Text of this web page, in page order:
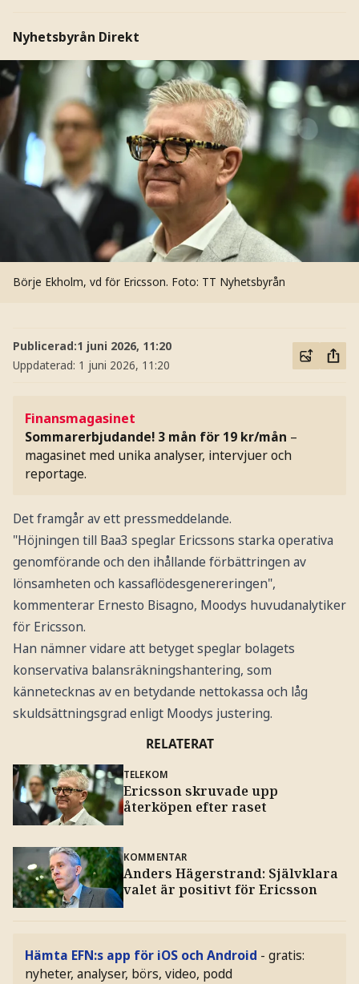
Nyhetsbyrån Direkt
Börje Ekholm, vd för Ericsson. Foto: TT Nyhetsbyrån
Publicerad:1 juni 2026, 11:20
Uppdaterad: 1 juni 2026, 11:20
Finansmagasinet
Sommarerbjudande! 3 mån för 19 kr/mån –
magasinet med unika analyser, intervjuer och
reportage.
Det framgår av ett pressmeddelande.
"Höjningen till Baa3 speglar Ericssons starka operativa
genomförande och den ihållande förbättringen av
lönsamheten och kassaflödesgenereringen",
kommenterar Ernesto Bisagno, Moodys huvudanalytiker
för Ericsson.
Han nämner vidare att betyget speglar bolagets
konservativa balansräkningshantering, som
kännetecknas av en betydande nettokassa och låg
skuldsättningsgrad enligt Moodys justering.
RELATERAT
TELEKOM
Ericsson skruvade upp
återköpen efter raset
KOMMENTAR
Anders Hägerstrand: Självklara
valet är positivt för Ericsson
Hämta EFN:s app för iOS och Android - gratis:
nyheter, analyser, börs, video, podd